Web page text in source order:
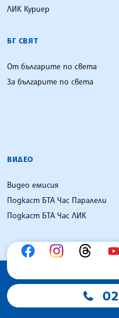
ЛИК Куриер
БГ СВЯТ
От българите по света
За българите по света
ВИДЕО
Видео емисия
Подкаст БТА Час Паралели
Подкаст БТА Час ЛИК